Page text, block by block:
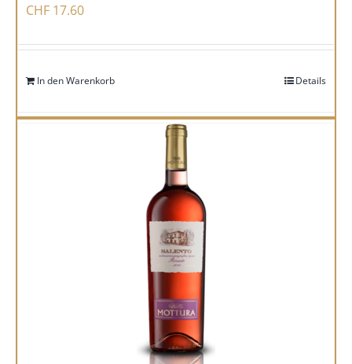
CHF 17.60
In den Warenkorb Details